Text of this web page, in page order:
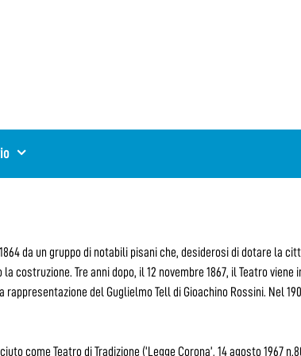
da un gruppo di notabili pisani che, desiderosi di dotare la
costruzione. Tre anni dopo, il 12 novembre 1867, il Teatro
rappresentazione del Guglielmo Tell di Gioachino Rossini. Nel
come Teatro di Tradizione (‘Legge Corona’, 14 agosto 1967